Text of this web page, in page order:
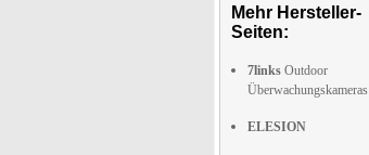
Mehr Hersteller-
Seiten:
7links Outdoor
Überwachungskameras
ELESION